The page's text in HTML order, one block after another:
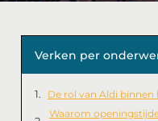
Verken per
De rol van Aldi
Waarom